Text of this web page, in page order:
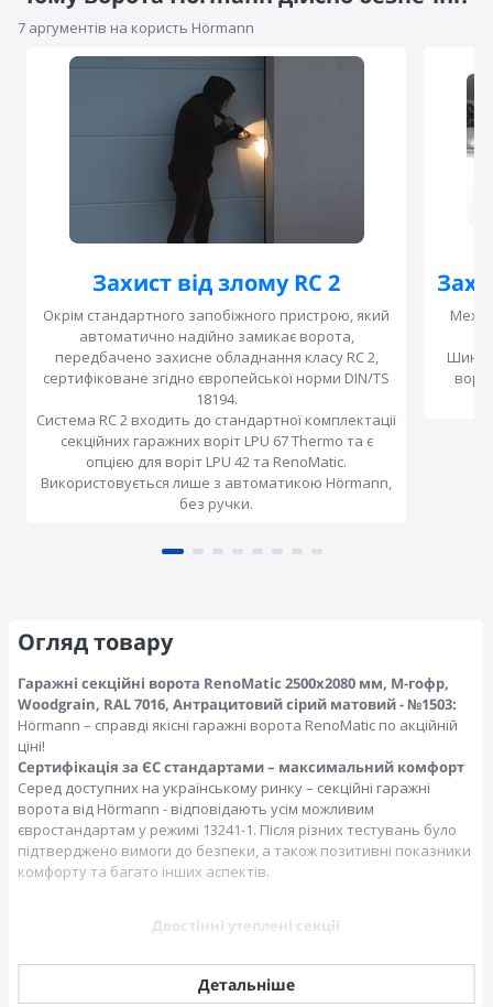
7 аргументів на користь Hörmann
Захист від злому RC 2
Окрім стандартного запобіжного пристрою, який
автоматично надійно замикає ворота,
передбачено захисне обладнання класу RC 2,
сертифіковане згідно європейської норми DIN/TS
18194.
Система RC 2 входить до стандартної комплектації
секційних гаражних воріт LPU 67 Thermo та є
опцією для воріт LPU 42 та RenoMatic.
Використовується лише з автоматикою Hörmann,
без ручки.
Шини
Огляд товару
Гаражні секційні ворота RenoMatic 2500x2080 мм, М-гофр,
Woodgrain, RAL 7016, Антрацитовий сірий матовий - №1503:
Hörmann – справді якісні гаражні ворота RenoMatic по акційній
ціні!
Сертифікація за ЄС стандартами – максимальний комфорт
Серед доступних на українському ринку – секційні гаражні
ворота від Hörmann - відповідають усім можливим
євростандартам у режимі 13241-1. Після різних тестувань було
підтверджено вимоги до безпеки, а також позитивні показники
комфорту та багато інших аспектів.
Двостінні утеплені секції
Детальніше